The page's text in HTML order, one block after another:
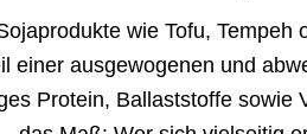
wie Tofu,
einer ausgewogenen und
Protein, Ballaststoffe